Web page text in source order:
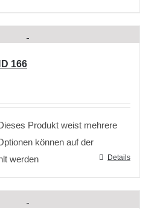
166
Produkt weist mehrere
können auf der
werden
Details